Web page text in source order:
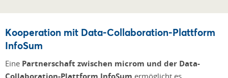
Kooperation mit Data-Collaboration-Plattform
InfoSum
Eine Partnerschaft zwischen microm und der Data-
ermöglicht es